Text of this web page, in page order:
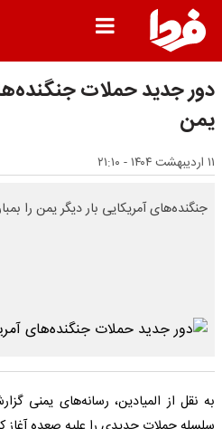
دور جدید حملات
یمن
۱۱ اردیبهشت ۱۴۰۴ - ۲۱:۱۰
جنگنده‌های آمریکایی بار دیگر یمن را
به نقل از المیادین، رسانه‌های یمنی